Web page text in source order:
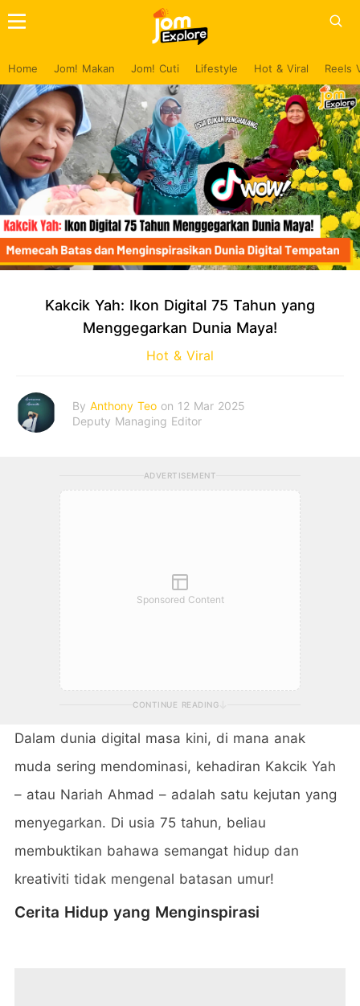
Home Jom! Makan Jom! Cuti Lifestyle Hot & Viral Reels
Kakcik Yah: Ikon Digital 75 Tahun yang
Menggegarkan Dunia Maya!
Hot & Viral
By Anthony Teo on 12 Mar 2025
Deputy Managing Editor
ADVERTISEMENT
Sponsored Content
CONTINUE READING
Dalam dunia digital masa kini, di mana anak
muda sering mendominasi, kehadiran Kakcik Yah
– atau Nariah Ahmad – adalah satu kejutan yang
menyegarkan. Di usia 75 tahun, beliau
membuktikan bahawa semangat hidup dan
kreativiti tidak mengenal batasan umur!
Cerita Hidup yang Menginspirasi